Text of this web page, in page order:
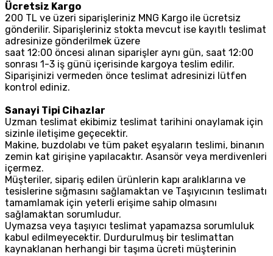
Ücretsiz Kargo
200 TL ve üzeri siparişleriniz MNG Kargo ile ücretsiz
gönderilir. Siparişleriniz stokta mevcut ise kayıtlı teslimat
adresinize gönderilmek üzere
saat 12:00 öncesi alınan siparişler aynı gün, saat 12:00
sonrası 1-3 iş günü içerisinde kargoya teslim edilir.
Siparişinizi vermeden önce teslimat adresinizi lütfen
kontrol ediniz.
Sanayi Tipi Cihazlar
Uzman teslimat ekibimiz teslimat tarihini onaylamak için
sizinle iletişime geçecektir.
Makine, buzdolabı ve tüm paket eşyaların teslimi, binanın
zemin kat girişine yapılacaktır. Asansör veya merdivenleri
içermez.
Müşteriler, sipariş edilen ürünlerin kapı aralıklarına ve
tesislerine sığmasını sağlamaktan ve Taşıyıcının teslimatı
tamamlamak için yeterli erişime sahip olmasını
sağlamaktan sorumludur.
Uymazsa veya taşıyıcı teslimat yapamazsa sorumluluk
kabul edilmeyecektir. Durdurulmuş bir teslimattan
kaynaklanan herhangi bir taşıma ücreti müşterinin